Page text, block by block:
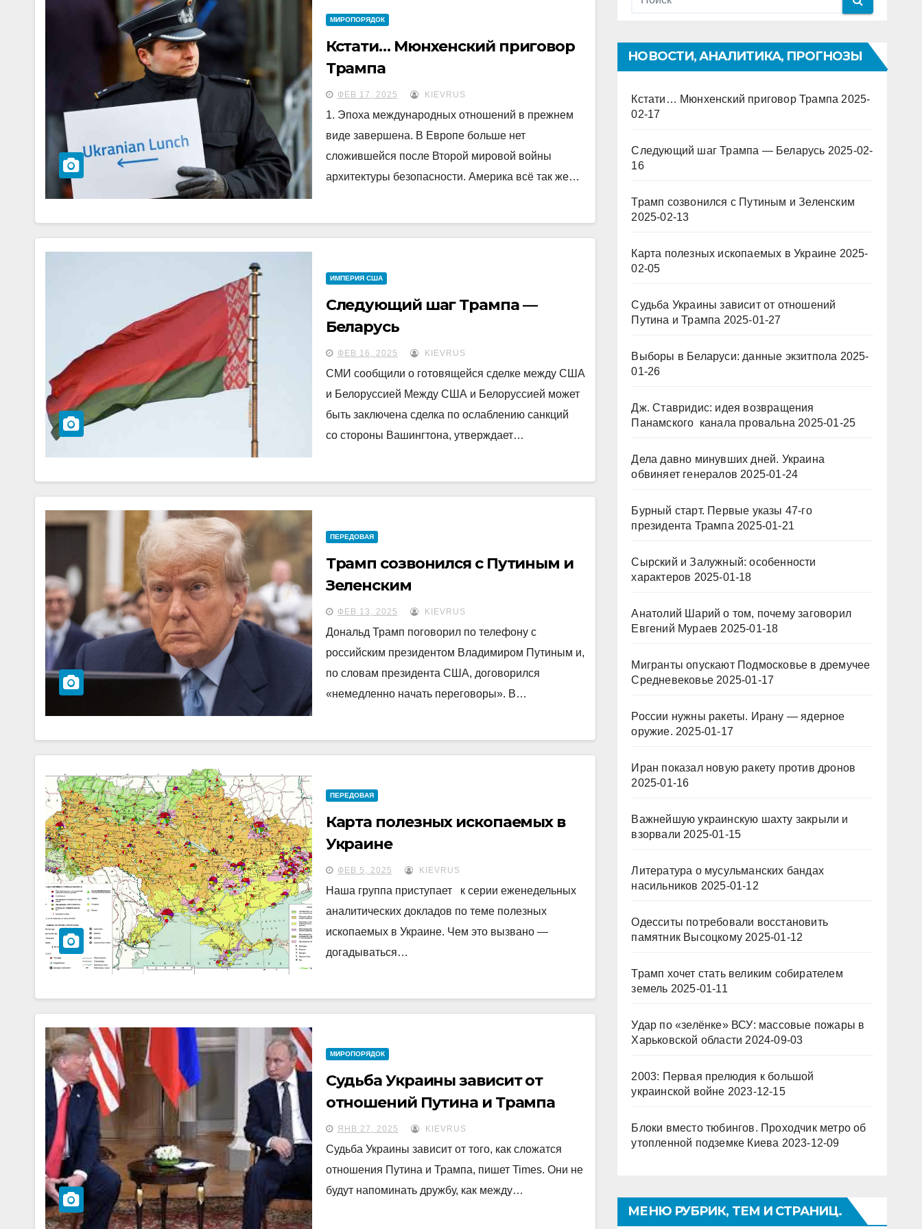
МИРОПОРЯДОК
Кстати… Мюнхенский приговор
Трампа
ФЕВ 17, 2025 KIEVRUS
1. Эпоха международных отношений в прежнем
виде завершена. В Европе больше нет
сложившейся после Второй мировой войны
архитектуры безопасности. Америка всё так же…
ИМПЕРИЯ США
Следующий шаг Трампа —
Беларусь
ФЕВ 16, 2025 KIEVRUS
СМИ сообщили о готовящейся сделке между США
и Белоруссией Между США и Белоруссией может
быть заключена сделка по ослаблению санкций
со стороны Вашингтона, утверждает…
ПЕРЕДОВАЯ
Трамп созвонился с Путиным и
Зеленским
ФЕВ 13, 2025 KIEVRUS
Дональд Трамп поговорил по телефону с
российским президентом Владимиром Путиным и,
по словам президента США, договорился
«немедленно начать переговоры». В…
ПЕРЕДОВАЯ
Карта полезных ископаемых в
Украине
ФЕВ 5, 2025 KIEVRUS
Наша группа приступает к серии еженедельных
аналитических докладов по теме полезных
ископаемых в Украине. Чем это вызвано —
догадываться…
МИРОПОРЯДОК
Судьба Украины зависит от
отношений Путина и Трампа
ЯНВ 27, 2025 KIEVRUS
Судьба Украины зависит от того, как сложатся
отношения Путина и Трампа, пишет Times. Они не
будут напоминать дружбу, как между…
НОВОСТИ, АНАЛИТИКА, ПРОГНОЗЫ
Кстати… Мюнхенский приговор Трампа 2025-
02-17
Следующий шаг Трампа — Беларусь 2025-02-
16
Трамп созвонился с Путиным и Зеленским
2025-02-13
Карта полезных ископаемых в Украине 2025-
02-05
Судьба Украины зависит от отношений
Путина и Трампа 2025-01-27
Выборы в Беларуси: данные экзитпола 2025-
01-26
Дж. Ставридис: идея возвращения
Панамского канала провальна 2025-01-25
Дела давно минувших дней. Украина
обвиняет генералов 2025-01-24
Бурный старт. Первые указы 47-го
президента Трампа 2025-01-21
Сырский и Залужный: особенности
характеров 2025-01-18
Анатолий Шарий о том, почему заговорил
Евгений Мураев 2025-01-18
Мигранты опускают Подмосковье в дремучее
Средневековье 2025-01-17
России нужны ракеты. Ирану — ядерное
оружие. 2025-01-17
Иран показал новую ракету против дронов
2025-01-16
Важнейшую украинскую шахту закрыли и
взорвали 2025-01-15
Литература о мусульманских бандах
насильников 2025-01-12
Одесситы потребовали восстановить
памятник Высоцкому 2025-01-12
Трамп хочет стать великим собирателем
земель 2025-01-11
Удар по «зелёнке» ВСУ: массовые пожары в
Харьковской области 2024-09-03
2003: Первая прелюдия к большой
украинской войне 2023-12-15
Блоки вместо тюбингов. Проходчик метро об
утопленной подземке Киева 2023-12-09
МЕНЮ РУБРИК, ТЕМ И СТРАНИЦ.